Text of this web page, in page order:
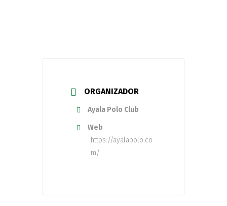
ORGANIZADOR
Ayala Polo Club
Web
https://ayalapolo.co
m/